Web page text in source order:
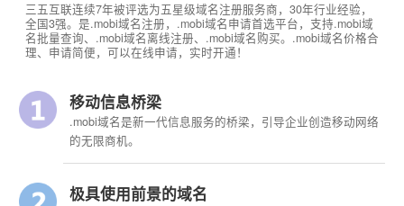
三五互联连续7年被评选为五星级域名注册服务商，30年行业经验，
全国3强。是.mobi域名注册，.mobi域名申请首选平台，支持.mobi域
名批量查询、.mobi域名离线注册、.mobi域名购买。.mobi域名价格合
理、申请简便，可以在线申请，实时开通！
移动信息桥梁
.mobi域名是新一代信息服务的桥梁，引导企业创造移动网络
的无限商机。
极具使用前景的域名